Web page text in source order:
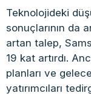
Teknolojideki
sonuçlarının da
artan talep,
19 kat artırdı.
planları ve
yatırımcıları